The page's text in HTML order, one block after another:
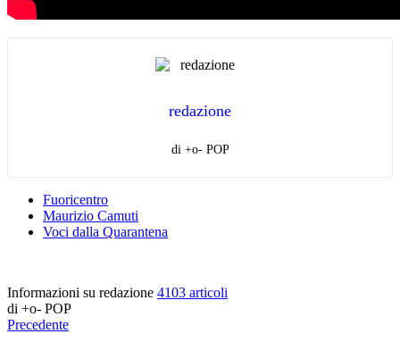
redazione
di +o- POP
Fuoricentro
Maurizio Camuti
Voci dalla Quarantena
Informazioni su redazione 4103 articoli
di +o- POP
Precedente